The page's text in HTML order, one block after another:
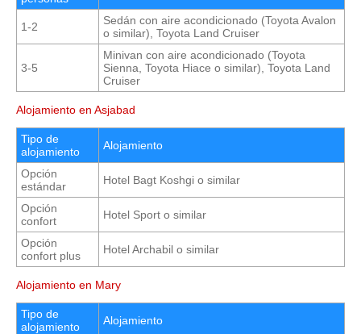
1-2
Sedán con aire acondicionado (Toyota Avalon
o similar), Toyota Land Cruiser
3-5
Minivan con aire acondicionado (Toyota
Sienna, Toyota Hiace o similar), Toyota Land
Cruiser
Alojamiento en Asjabad
Tipo de
alojamiento
Alojamiento
Opción
estándar
Hotel Bagt Koshgi o similar
Opción
confort
Hotel Sport o similar
Opción
confort plus
Hotel Archabil o similar
Alojamiento en Mary
Tipo de
alojamiento
Alojamiento